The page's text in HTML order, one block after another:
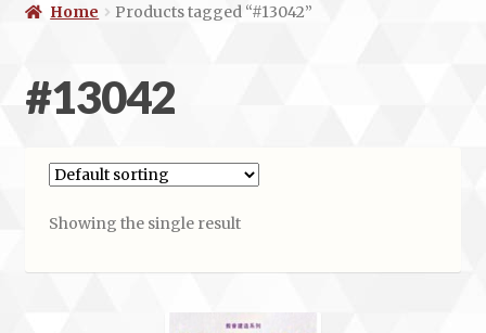
Home Products tagged “#13042”
#13042
Showing the single result